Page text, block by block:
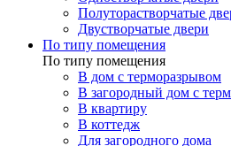
Полуторастворчатые
Двустворчатые двери
По типу помещения
По типу помещения
В дом с терморазрывом
В загородный дом с
В квартиру
В коттедж
Для загородного дома